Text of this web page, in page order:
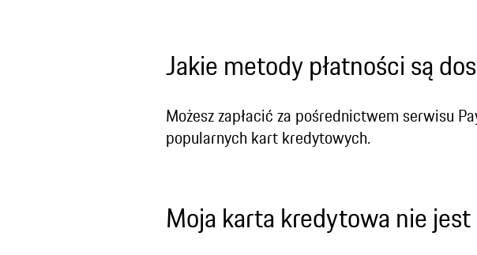
Jakie metody płatności są
Możesz zapłacić za pośrednictwem serwisu
popularnych kart kredytowych.
Moja karta kredytowa nie